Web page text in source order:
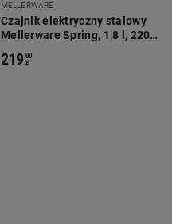
MELLERWARE
Czajnik elektryczny stalowy
Mellerware Spring, 1,8 l, 2200
219 00
zł